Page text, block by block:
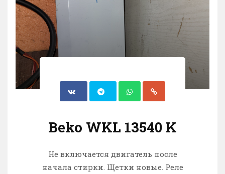
Beko WKL 13540 K
Не включается двигатель после
начала стирки. Щетки новые. Реле